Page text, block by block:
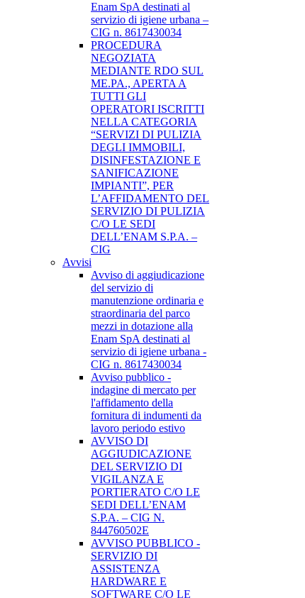
Enam SpA destinati al
servizio di igiene urbana –
CIG n. 8617430034
PROCEDURA
NEGOZIATA
MEDIANTE RDO SUL
ME.PA., APERTA A
TUTTI GLI
OPERATORI ISCRITTI
NELLA CATEGORIA
“SERVIZI DI PULIZIA
DEGLI IMMOBILI,
DISINFESTAZIONE E
SANIFICAZIONE
IMPIANTI”, PER
L’AFFIDAMENTO DEL
SERVIZIO DI PULIZIA
C/O LE SEDI
DELL’ENAM S.P.A. –
CIG
Avvisi
Avviso di aggiudicazione
del servizio di
manutenzione ordinaria e
straordinaria del parco
mezzi in dotazione alla
Enam SpA destinati al
servizio di igiene urbana -
CIG n. 8617430034
Avviso pubblico -
indagine di mercato per
l'affidamento della
fornitura di indumenti da
lavoro periodo estivo
AVVISO DI
AGGIUDICAZIONE
DEL SERVIZIO DI
VIGILANZA E
PORTIERATO C/O LE
SEDI DELL’ENAM
S.P.A. – CIG N.
844760502E
AVVISO PUBBLICO -
SERVIZIO DI
ASSISTENZA
HARDWARE E
SOFTWARE C/O LE